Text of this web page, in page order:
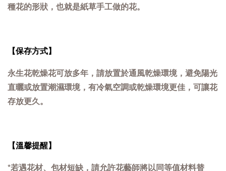
種花的形狀，也就是紙草手工做的花。
【保存方式】
永生花乾燥花可放多年，請放置於通風乾燥環境，避免陽光
直曬或放置潮濕環境，有冷氣空調或乾燥環境更佳，可讓花
存放更久。
【溫馨提醒】
*若遇花材、包材短缺，請允許花藝師將以同等值材料替